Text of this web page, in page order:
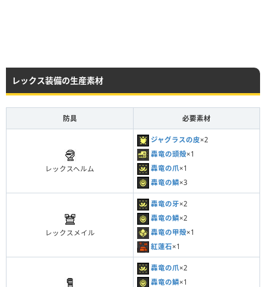
レックス装備の生産素材
防具 必要素材
レックスヘルム
ジャグラスの皮×2
轟竜の頭殻×1
轟竜の爪×1
轟竜の鱗×3
レックスメイル
轟竜の牙×2
轟竜の鱗×2
轟竜の甲殻×1
紅蓮石×1
轟竜の爪×2
轟竜の鱗×1